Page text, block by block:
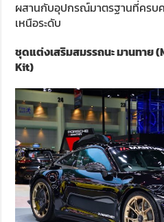
ผสานกับอุปกรณ์มาตรฐานที่ครบ
เหนือระดับ
ชุดแต่งเสริมสมรรถนะ มานทาย
Kit)